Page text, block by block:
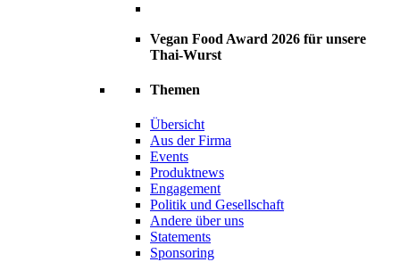
Vegan Food Award 2026 für unsere
Thai-Wurst
Themen
Übersicht
Aus der Firma
Events
Produktnews
Engagement
Politik und Gesellschaft
Andere über uns
Statements
Sponsoring